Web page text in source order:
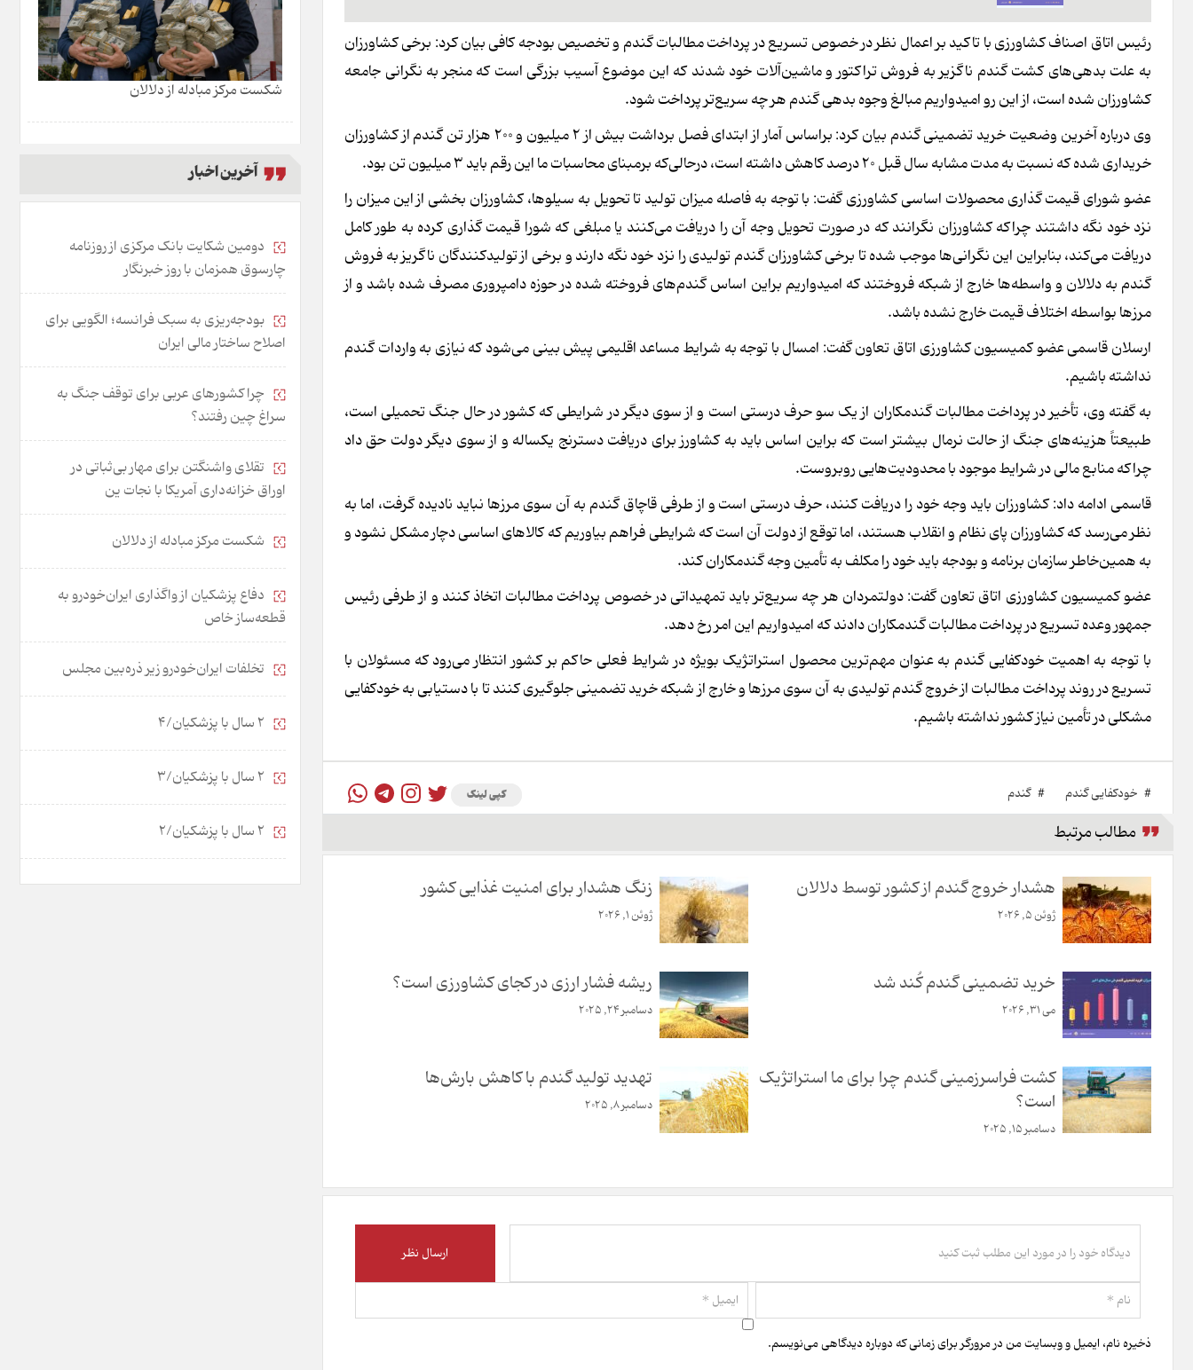
رئیس اتاق اصناف کشاورزی با تاکید بر اعمال نظر در خصوص تسریع در پرداخت مطالبات گندم و تخصیص بودجه کافی بیان کرد: برخی کشاورزان
به علت بدهی‌های کشت گندم ناگزیر به فروش تراکتور و ماشین‌آلات خود شدند که این موضوع آسیب بزرگی است که منجر به نگرانی جامعه
کشاورزان شده است، از این رو امیدواریم مبالغ وجوه بدهی گندم هر چه سریع‌تر پرداخت شود.
وی درباره آخرین وضعیت خرید تضمینی گندم بیان کرد: براساس آمار از ابتدای فصل برداشت بیش از ۲ میلیون و ۲۰۰ هزار تن گندم از کشاورزان
خریداری شده که نسبت به مدت مشابه سال قبل ۲۰ درصد کاهش داشته است، درحالی‌که برمبنای محاسبات ما این رقم باید ۳ میلیون تن بود.
عضو شورای قیمت گذاری محصولات اساسی کشاورزی گفت: با توجه به فاصله میزان تولید تا تحویل به سیلوها، کشاورزان بخشی از این میزان را
نزد خود نگه داشتند چراکه کشاورزان نگرانند که در صورت تحویل وجه آن را دریافت می‌کنند یا مبلغی که شورا قیمت گذاری کرده به طور کامل
دریافت می‌کند، بنابراین این نگرانی‌ها موجب شده تا برخی کشاورزان گندم تولیدی را نزد خود نگه دارند و برخی از تولیدکنندگان ناگریز به فروش
گندم به دلالان و واسطه‌ها خارج از شبکه فروختند که امیدواریم براین اساس گندم‌های فروخته شده در حوزه دامپروری مصرف شده باشد و از
مرزها بواسطه اختلاف قیمت خارج نشده باشد.
ارسلان قاسمی عضو کمیسیون کشاورزی اتاق تعاون گفت: امسال با توجه به شرایط مساعد اقلیمی پیش بینی می‌شود که نیازی به واردات گندم
نداشته باشیم.
به گفته وی، تأخیر در پرداخت مطالبات گندمکاران از یک سو حرف درستی است و از سوی دیگر در شرایطی که کشور در حال جنگ تحمیلی است،
طبیعتاً هزینه‌های جنگ از حالت نرمال بیشتر است که براین اساس باید به کشاورز برای دریافت دسترنج یکساله و از سوی دیگر دولت حق داد
چراکه منابع مالی در شرایط موجود با محدودیت‌هایی روبروست.
قاسمی ادامه داد: کشاورزان باید وجه خود را دریافت کنند، حرف درستی است و از طرفی قاچاق گندم به آن سوی مرزها نباید نادیده گرفت، اما به
نظر می‌رسد که کشاورزان پای نظام و انقلاب هستند، اما توقع از دولت آن است که شرایطی فراهم بیاوریم که کالاهای اساسی دچار مشکل نشود و
به همین‌خاطر سازمان برنامه و بودجه باید خود را مکلف به تأمین وجه گندمکاران کند.
عضو کمیسیون کشاورزی اتاق تعاون گفت: دولتمردان هر چه سریع‌تر باید تمهیداتی در خصوص پرداخت مطالبات اتخاذ کنند و از طرفی رئیس
جمهور وعده تسریع در پرداخت مطالبات گندمکاران دادند که امیدواریم این امر رخ دهد.
با توجه به اهمیت خودکفایی گندم به عنوان مهم‌ترین محصول استراتژیک بویژه در شرایط فعلی حاکم بر کشور انتظار می‌رود که مسئولان با
تسریع در روند پرداخت مطالبات از خروج گندم تولیدی به آن سوی مرزها و خارج از شبکه خرید تضمینی جلوگیری کنند تا با دستیابی به خودکفایی
مشکلی در تأمین نیاز کشور نداشته باشیم.
# خودکفایی گندم # گندم کپی لینک
مطالب مرتبط
هشدار خروج گندم از کشور توسط دلالان
ژوئن 5, 2026
زنگ هشدار برای امنیت غذایی کشور
ژوئن 1, 2026
خرید تضمینی گندم کُند شد
می 31, 2026
ریشه فشار ارزی در کجای کشاورزی است؟
دسامبر 24, 2025
کشت فراسرزمینی گندم چرا برای ما استراتژیک
است؟
دسامبر 15, 2025
تهدید تولید گندم با کاهش بارش‌ها
دسامبر 8, 2025
ذخیره نام، ایمیل و وبسایت من در مرورگر برای زمانی که دوباره دیدگاهی می‌نویسم.
شکست مرکز مبادله از دلالان
آخرین اخبار
دومین شکایت بانک مرکزی از روزنامه
چارسوق همزمان با روز خبرنگار
بودجه‌ریزی به سبک فرانسه؛ الگویی برای
اصلاح ساختار مالی ایران
چرا کشورهای عربی برای توقف جنگ به
سراغ چین رفتند؟
تقلای واشنگتن برای مهار بی‌ثباتی در
اوراق خزانه‌داری آمریکا با نجات ین
شکست مرکز مبادله از دلالان
دفاع پزشکیان از واگذاری ایران‌خودرو به
قطعه‌ساز خاص
تخلفات ایران‌خودرو زیر ذره‌بین مجلس